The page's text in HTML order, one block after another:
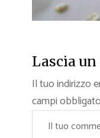
Lascia
Il tuo indirizzo
campi